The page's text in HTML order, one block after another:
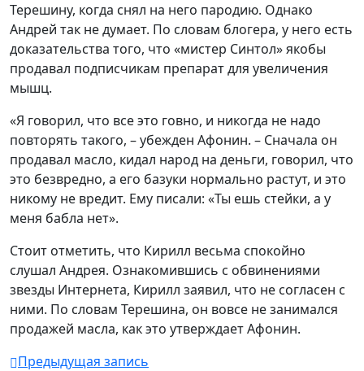
Терешину, когда снял на него пародию. Однако
Андрей так не думает. По словам блогера, у него есть
доказательства того, что «мистер Синтол» якобы
продавал подписчикам препарат для увеличения
мышц.
«Я говорил, что все это говно, и никогда не надо
повторять такого, – убежден Афонин. – Сначала он
продавал масло, кидал народ на деньги, говорил, что
это безвредно, а его базуки нормально растут, и это
никому не вредит. Ему писали: «Ты ешь стейки, а у
меня бабла нет».
Стоит отметить, что Кирилл весьма спокойно
слушал Андрея. Ознакомившись с обвинениями
звезды Интернета, Кирилл заявил, что не согласен с
ними. По словам Терешина, он вовсе не занимался
продажей масла, как это утверждает Афонин.
Предыдущая запись